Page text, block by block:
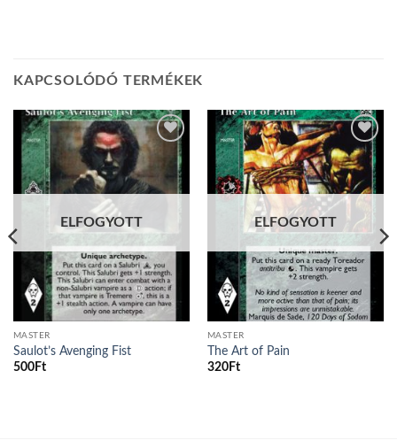
KAPCSOLÓDÓ TERMÉKEK
Add to
wishlist
ELFOGYOTT
MASTER
Saulot’s Avenging Fist
500Ft
Add to
wishlist
ELFOGYOTT
MASTER
The Art of Pain
320Ft